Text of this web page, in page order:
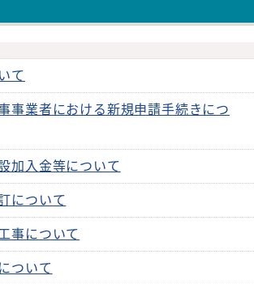
て
事業者における新規申請手続きにつ
加入金等について
について
事について
ついて